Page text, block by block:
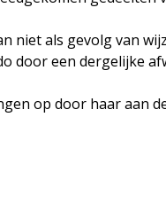
niet als gevolg van
door een dergelijke
op door haar aan